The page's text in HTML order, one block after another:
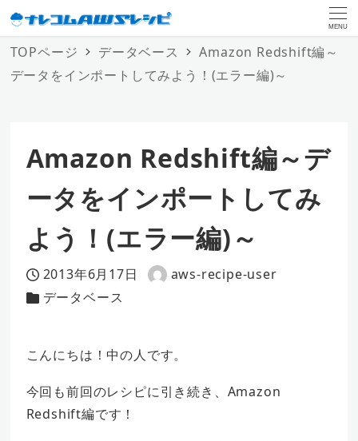
MENU
TOPページ データベース
Amazon Redshift編～
データをインポートしてみよう！(エラー編)～
Amazon Redshift編～デ
ータをインポートしてみ
よう！(エラー編)～
投稿日
2013年6月17日
著
aws-recipe-user
カテゴリー
データベース
こんにちは！中の人です。
今回も前回のレシピに引き続き、Amazon
Redshift編です！